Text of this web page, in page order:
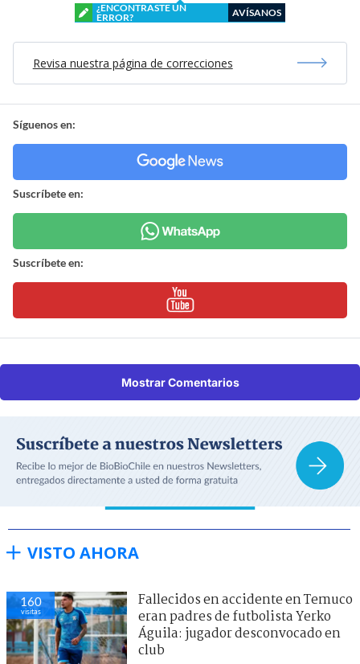
¿ENCONTRASTE UN
ERROR?
AVÍSANOS
Revisa nuestra página de correcciones
Síguenos en:
Suscríbete en:
Suscríbete en:
Mostrar Comentarios
VISTO AHORA
160
visitas
Fallecidos en accidente en Temuco
eran padres de futbolista Yerko
Águila: jugador desconvocado en
club